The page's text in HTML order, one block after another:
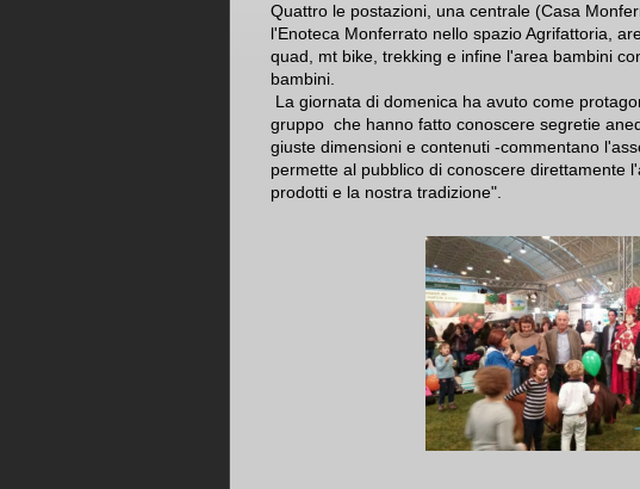
Quattro le postazioni, una centrale (Casa
l'Enoteca Monferrato nello spazio Agrifattoria,
quad, mt bike, trekking e infine l'area bambini
bambini.
La giornata di domenica ha avuto come
gruppo che hanno fatto conoscere segretie
giuste dimensioni e contenuti -commentano
permette al pubblico di conoscere direttamente
prodotti e la nostra tradizione".